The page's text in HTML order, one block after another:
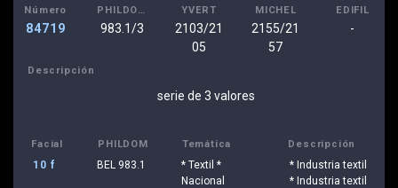
Número
84719
PHILDOM
983.1/3
YVERT
2103/21
05
MICHEL
2155/21
57
EDIFIL
-
Descripción
serie de 3 valores
Facial PHILDOM Temática Descripción
10 f BEL 983.1
* Textil *
Nacional
* Industria textil
* Industria textil